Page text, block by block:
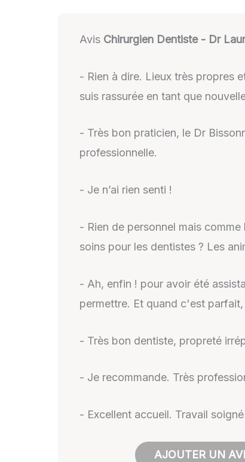
Avis Chirurgien Dentiste - Dr
- Rien à dire. Lieux très propres
suis rassurée en tant que
- Très bon praticien, le Dr
professionnelle.
- Je n’ai rien senti !
- Rien de personnel mais
soins pour les dentistes ? Les
- Ah, enfin ! pour avoir été
permettre. Et quand c'est
- Très bon dentiste, propreté
- Je recommande. Très
- Excellent accueil. Travail
AJOUTER UN